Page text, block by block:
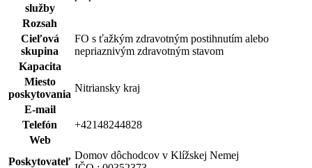
služby
Rozsah
Cieľová
skupina
FO s ťažkým zdravotným postihnutím alebo
nepriaznivým zdravotným stavom
Kapacita
Miesto
poskytovania
Nitriansky kraj
E-mail
Telefón
+42148244828
Web
Poskytovateľ
Domov dôchodcov v Klížskej Nemej